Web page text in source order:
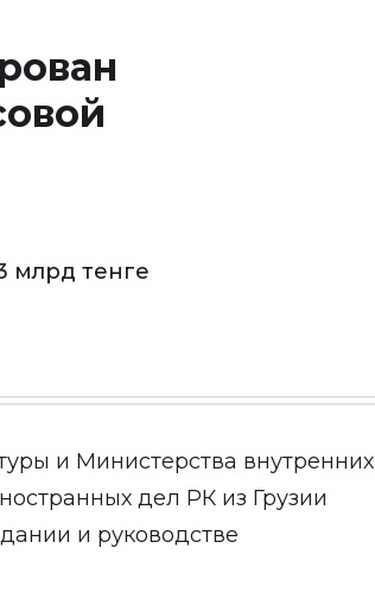
млрд тенге
и Министерства внутренних
дел РК из Грузии
и руководстве